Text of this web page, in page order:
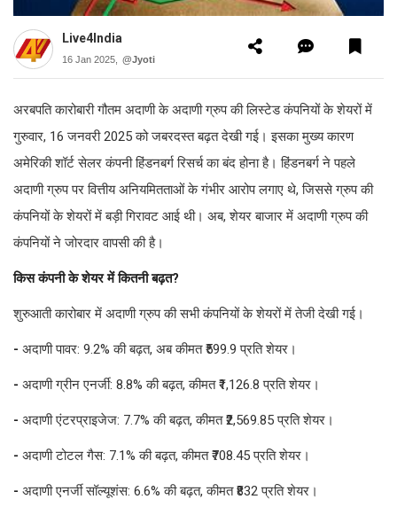
Live4India
16 Jan 2025, @Jyoti
अरबपति कारोबारी गौतम अदाणी के अदाणी ग्रुप की लिस्टेड कंपनियों के शेयरों में
गुरुवार, 16 जनवरी 2025 को जबरदस्त बढ़त देखी गई। इसका मुख्य कारण
अमेरिकी शॉर्ट सेलर कंपनी हिंडनबर्ग रिसर्च का बंद होना है। हिंडनबर्ग ने पहले
अदाणी ग्रुप पर वित्तीय अनियमितताओं के गंभीर आरोप लगाए थे, जिससे ग्रुप की
कंपनियों के शेयरों में बड़ी गिरावट आई थी। अब, शेयर बाजार में अदाणी ग्रुप की
कंपनियों ने जोरदार वापसी की है।
किस कंपनी के शेयर में कितनी बढ़त?
शुरुआती कारोबार में अदाणी ग्रुप की सभी कंपनियों के शेयरों में तेजी देखी गई।
- अदाणी पावर: 9.2% की बढ़त, अब कीमत ₹599.9 प्रति शेयर।
- अदाणी ग्रीन एनर्जी: 8.8% की बढ़त, कीमत ₹1,126.8 प्रति शेयर।
- अदाणी एंटरप्राइजेज: 7.7% की बढ़त, कीमत ₹2,569.85 प्रति शेयर।
- अदाणी टोटल गैस: 7.1% की बढ़त, कीमत ₹708.45 प्रति शेयर।
- अदाणी एनर्जी सॉल्यूशंस: 6.6% की बढ़त, कीमत ₹832 प्रति शेयर।